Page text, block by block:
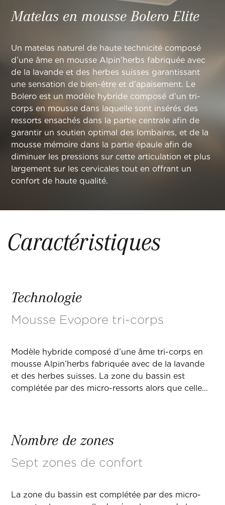
Matelas en mousse BoleroElite
Un matelas naturel de haute technicité composé
d’une âme en mousse Alpin’herbs fabriquée avec
de la lavande et des herbes suisses garantissant
une sensation de bien-être et d’apaisement. Le
Bolero est un modèle hybride composé d’un tri-
corps en mousse dans laquelle sont insérés des
ressorts ensachés dans la partie centrale afin de
garantir un soutien optimal des lombaires, et de la
mousse mémoire dans la partie épaule afin de
diminuer les pressions sur cette articulation et plus
largement sur les cervicales tout en offrant un
confort de haute qualité.
Caractéristiques
Technologie
Mousse Evopore tri-corps
Modèle hybride composé d’une âme tri-corps en
mousse Alpin’herbs fabriquée avec de la lavande
et des herbes suisses. La zone du bassin est
complétée par des micro-ressorts alors que celle
Nombre de zones
Sept zones de confort
La zone du bassin est complétée par des micro-